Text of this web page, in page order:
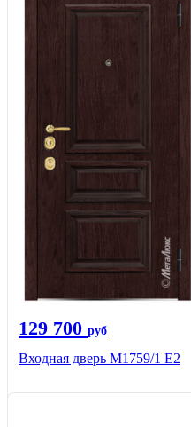
129 700 руб
Входная дверь М1759/1 Е2